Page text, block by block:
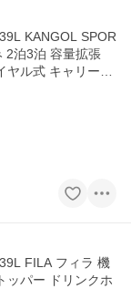
KANGOL SPOR
2泊3泊 容量拡張
ル式 キャリーケ
FILA フィラ 機
ッパー ドリンクホ